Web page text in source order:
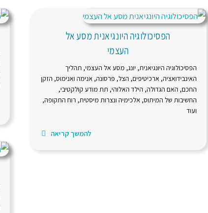
הפסיכולוגיה היונגיאנית מסע אל
העצמי
הפסיכולוגיה היונגיאנית, יונג, מסע אל העצמי, תהליך
האינבידואציה, ארכיטיפים, הצל, פרסונה, אנימה ואנימוס, הזקן
החכם, האם הגדולה, הילד האלוהי, תת מודע קולקטיבי,
החשיבות של המיתוס, אלכימיה ונצרות מיסטית, רוח התקופה,
ועוד
להמשך קריאה